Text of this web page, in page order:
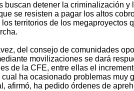
buscan detener la criminalización y
se resisten a pagar los altos
territorios de los megaproyectos
del consejo de comunidades
movilizaciones se dará
de la CFE, entre ellas el
cual ha ocasionado problemas muy
afirmó, ha pedido órdenes de